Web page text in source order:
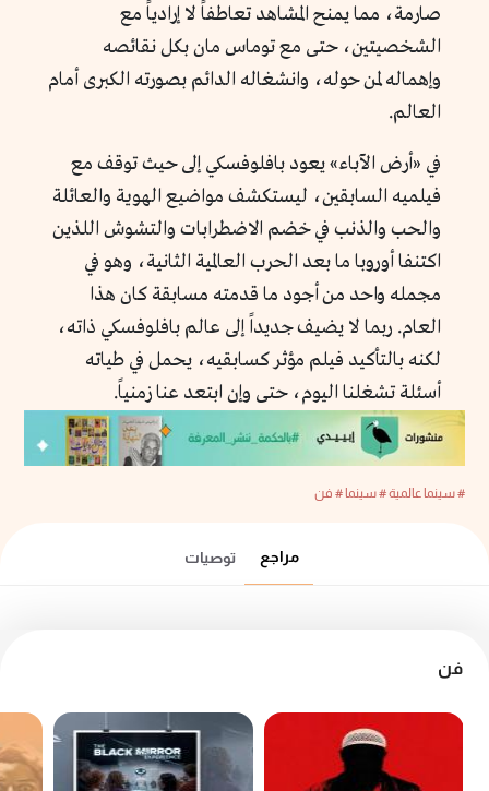
صارمة، مما يمنح المشاهد تعاطفاً لا إرادياً مع
الشخصيتين، حتى مع توماس مان بكل نقائصه
وإهماله لمن حوله، وانشغاله الدائم بصورته الكبرى أمام
العالم.
في «أرض الآباء» يعود بافلوفسكي إلى حيث توقف مع
فيلميه السابقين، ليستكشف مواضيع الهوية والعائلة
والحب والذنب في خضم الاضطرابات والتشوش اللذين
اكتنفا أوروبا ما بعد الحرب العالمية الثانية، وهو في
مجمله واحد من أجود ما قدمته مسابقة كان هذا
العام. ربما لا يضيف جديداً إلى عالم بافلوفسكي ذاته،
لكنه بالتأكيد فيلم مؤثر كسابقيه، يحمل في طياته
أسئلة تشغلنا اليوم، حتى وإن ابتعد عنا زمنياً.
# سينما عالمية# سينما # فن
مراجع توصيات
فن